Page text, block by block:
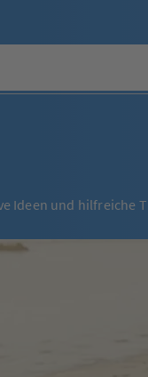
Ideen und hilfreiche